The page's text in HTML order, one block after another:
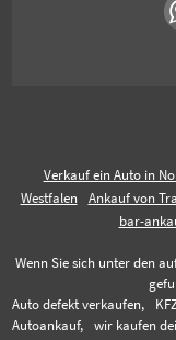
Verkauf ein Auto in
Westfalen
Ankauf von
bar-
Wenn Sie sich unter den
Auto defekt verkaufen,
Autoankauf,
wir kaufen